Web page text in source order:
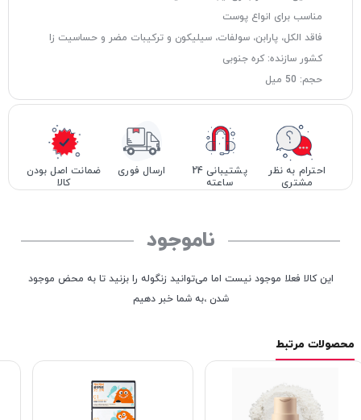
مناسب برای انواع پوست
فاقد الکل، پارابن، سولفات، سیلیکون و ترکیبات مضر و حساسیت زا
کشور سازنده: کره جنوبی
حجم: 50 میل
احترام به نظر
مشتری
پشتیبانی 24
ساعته
ارسال فوری
ضمانت اصل بودن
کالا
ناموجود
این کالا فعلا موجود نیست اما می‌توانید زنگوله را بزنید تا به محض موجود
شدن ،به شما خبر دهیم
محصولات مرتبط